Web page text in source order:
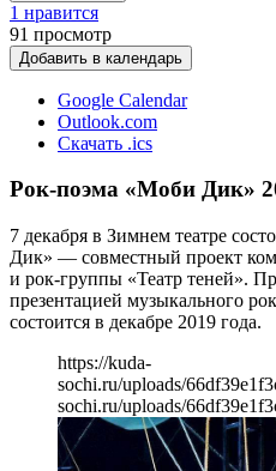
1 нравится
91 просмотр
Добавить в календарь
Google Calendar
Outlook.com
Скачать .ics
Рок-поэма «Моби Дик»
7 декабря в Зимнем театре
Дик» — совместный проект
и рок-группы «Театр теней».
презентацией музыкального
состоится в декабре 2019 года.
https://kuda-
sochi.ru/uploads/
sochi.ru/uploads/